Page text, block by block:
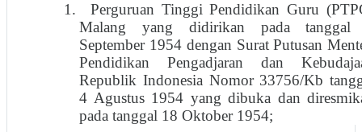
1.
Perguruan Tinggi Pendidikan Guru
Malang yang didirikan pada
September 1954 dengan Surat Putusan
Pendidikan Pengadjaran dan
Republik Indonesia Nomor 33756/Kb
4 Agustus 1954 yang dibuka dan
pada tanggal 18 Oktober 1954;